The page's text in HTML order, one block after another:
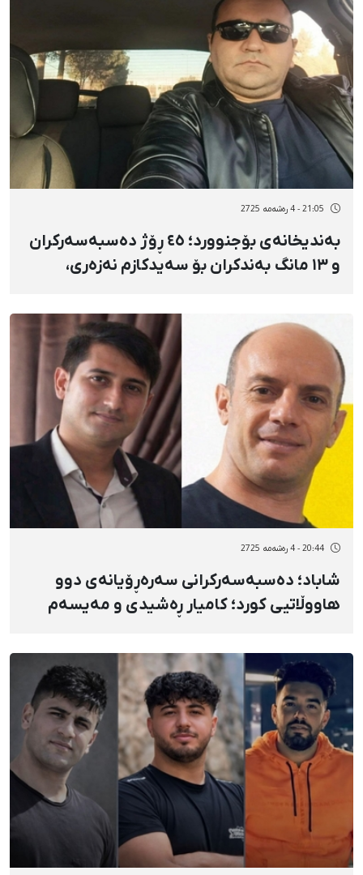
21:05 - 4 رەشەمه 2725
بەندیخانەی بۆجنوورد؛ ٤٥ ڕۆژ دەسبەسەرکران
و ١٣ مانگ بەندکران بۆ سەیدکازم نەزەری،
20:44 - 4 رەشەمه 2725
شاباد؛ دەسبەسەرکرانی سەرەڕۆیانەی دوو
هاووڵاتیی کورد؛ کامیار ڕەشیدی و مەیسەم